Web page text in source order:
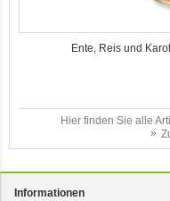
Ente, Reis und
Hier finden Sie alle
Informationen